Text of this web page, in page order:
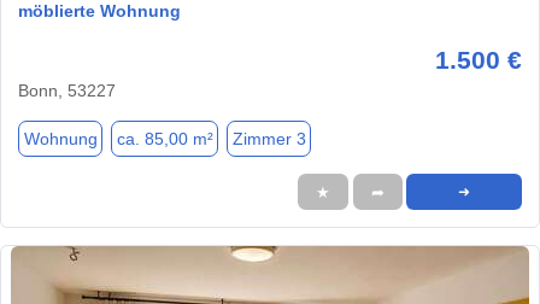
möblierte Wohnung
1.500 €
Bonn, 53227
Wohnung ca. 85,00 m² Zimmer 3
★ ➦ ➜